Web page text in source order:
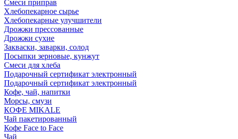
Смеси приправ
Хлебопекарное сырье
Хлебопекарные улучшители
Дрожжи прессованные
Дрожжи сухие
Закваски, заварки, солод
Посыпки зерновые, кунжут
Смеси для хлеба
Подарочный сертификат электронный
Подарочный сертификат электронный
Кофе, чай, напитки
Морсы, смузи
КОФЕ MIKALE
Чай пакетированный
Кофе Face to Face
Чай